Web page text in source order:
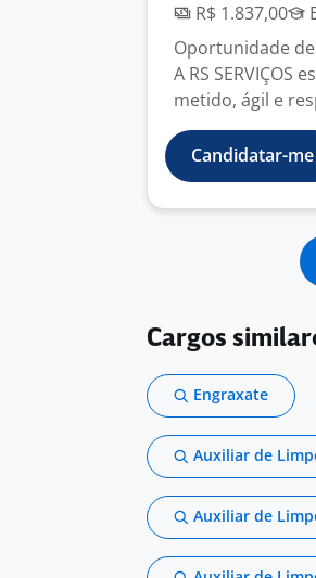
R$ 1.837,00
Oportunidade de
A RS
metido, ágil e
Candidatar-me
Cargos
Engraxate
Auxiliar de
Auxiliar de